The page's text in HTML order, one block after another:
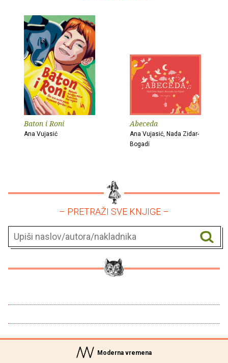
Baton i Roni
Ana Vujasić
Abeceda
Ana Vujasić, Nada Zidar-
Bogadi
– PRETRAŽI SVE KNJIGE –
Moderna vremena